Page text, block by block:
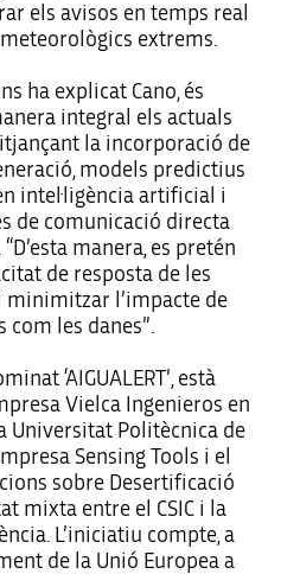
els avisos en temps real
extrems.
ha explicat Cano, és
integral els actuals
la incorporació de
models predictius
intel·ligència artificial i
de comunicació directa
manera, es pretén
de resposta de les
l’impacte de
com les danes”.
‘AIGUALERT’, està
Vielca Ingenieros en
Universitat Politècnica de
Sensing Tools i el
sobre Desertificació
mixta entre el CSIC i la
L’iniciatiu compte, a
de la Unió Europea a